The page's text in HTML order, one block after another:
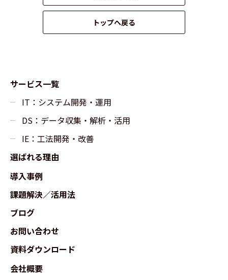
トップへ戻る
サービス一覧
IT：システム開発・運用
DS：データ収集・解析・活用
IE：工法開発・改善
選ばれる理由
導入事例
課題解決／活用法
ブログ
お問い合わせ
資料ダウンロード
会社概要